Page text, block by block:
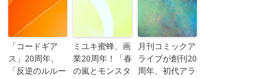
「コードギア
ス」20周年、
「反逆のルルー
ミユキ蜜蜂、画
業20周年！「春
の嵐とモンスタ
月刊コミックア
ライブが創刊20
周年、初代アラ